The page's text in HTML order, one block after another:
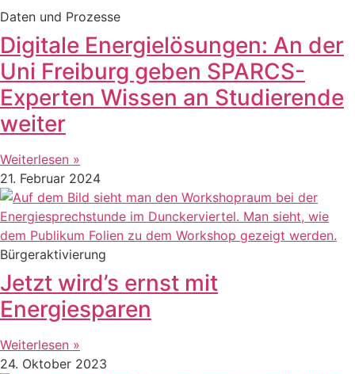
Daten und Prozesse
Digitale Energielösungen: An der
Uni Freiburg geben SPARCS-
Experten Wissen an Studierende
weiter
Weiterlesen »
21. Februar 2024
Bürgeraktivierung
Jetzt wird’s ernst mit
Energiesparen
Weiterlesen »
24. Oktober 2023